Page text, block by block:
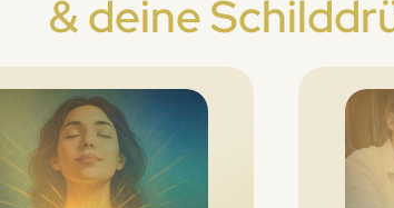
& deine